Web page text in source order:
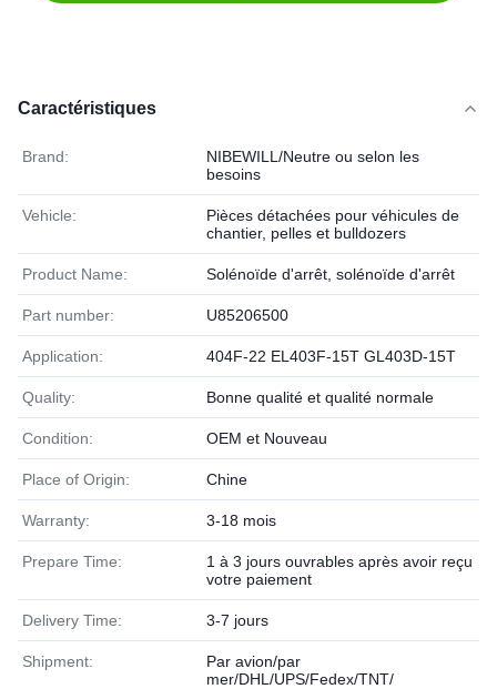
Caractéristiques
Brand:
NIBEWILL/Neutre ou selon les
besoins
Vehicle:
Pièces détachées pour véhicules de
chantier, pelles et bulldozers
Product Name: Solénoïde d'arrêt, solénoïde d'arrêt
Part number: U85206500
Application: 404F-22 EL403F-15T GL403D-15T
Quality: Bonne qualité et qualité normale
Condition: OEM et Nouveau
Place of Origin: Chine
Warranty: 3-18 mois
Prepare Time:
1 à 3 jours ouvrables après avoir reçu
votre paiement
Delivery Time: 3-7 jours
Shipment:
Par avion/par
mer/DHL/UPS/Fedex/TNT/